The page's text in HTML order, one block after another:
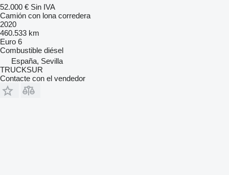
52.000 € Sin IVA
Camión con lona corredera
2020
460.533 km
Euro 6
Combustible diésel
España, Sevilla
TRUCKSUR
Contacte con el vendedor